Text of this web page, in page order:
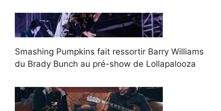
Smashing Pumpkins fait ressortir Barry Williams
du Brady Bunch au pré-show de Lollapalooza